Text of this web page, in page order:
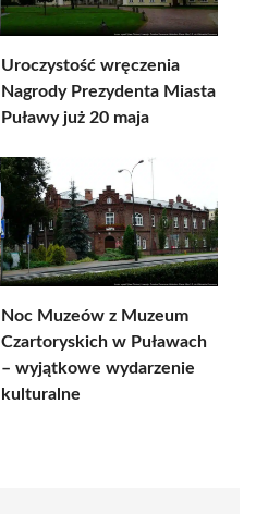
Uroczystość wręczenia
Nagrody Prezydenta Miasta
Puławy już 20 maja
Noc Muzeów z Muzeum
Czartoryskich w Puławach
– wyjątkowe wydarzenie
kulturalne